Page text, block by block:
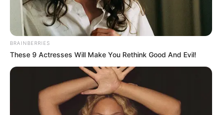
BRAINBERRIES
These 9 Actresses Will Make You Rethink Good And Evil!